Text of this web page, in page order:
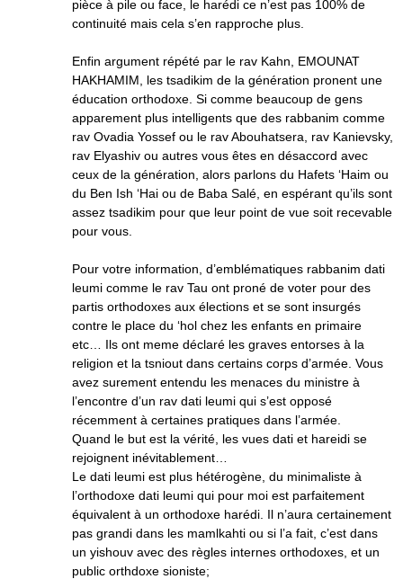
pièce à pile ou face, le harédi ce n’est pas 100% de
continuité mais cela s’en rapproche plus.
Enfin argument répété par le rav Kahn, EMOUNAT
HAKHAMIM, les tsadikim de la génération pronent une
éducation orthodoxe. Si comme beaucoup de gens
apparement plus intelligents que des rabbanim comme
rav Ovadia Yossef ou le rav Abouhatsera, rav Kanievsky,
rav Elyashiv ou autres vous êtes en désaccord avec
ceux de la génération, alors parlons du Hafets ‘Haim ou
du Ben Ish ‘Hai ou de Baba Salé, en espérant qu’ils sont
assez tsadikim pour que leur point de vue soit recevable
pour vous.
Pour votre information, d’emblématiques rabbanim dati
leumi comme le rav Tau ont proné de voter pour des
partis orthodoxes aux élections et se sont insurgés
contre le place du ‘hol chez les enfants en primaire
etc… Ils ont meme déclaré les graves entorses à la
religion et la tsniout dans certains corps d’armée. Vous
avez surement entendu les menaces du ministre à
l’encontre d’un rav dati leumi qui s’est opposé
récemment à certaines pratiques dans l’armée.
Quand le but est la vérité, les vues dati et hareidi se
rejoignent inévitablement…
Le dati leumi est plus hétérogène, du minimaliste à
l’orthodoxe dati leumi qui pour moi est parfaitement
équivalent à un orthodoxe harédi. Il n’aura certainement
pas grandi dans les mamlkahti ou si l’a fait, c’est dans
un yishouv avec des règles internes orthodoxes, et un
public orthdoxe sioniste;